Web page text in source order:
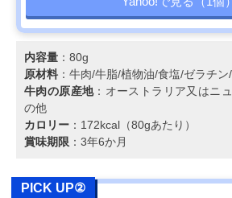
内容量 ：80g
原材料 ：牛肉/牛脂/植物油/食塩/ゼラチ
牛肉の原産地：オーストラリア又はニ
の他
カロリー ：172kcal（80gあたり）
賞味期限 ：3年6か月
PICK UP②